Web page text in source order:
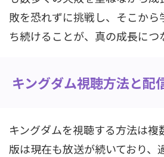
敗を恐れずに挑戦し、そこか
ち続けることが、真の成長につ
キングダム視聴方法と配
キングダムを視聴する方法は複
版は現在も放送が続いており、